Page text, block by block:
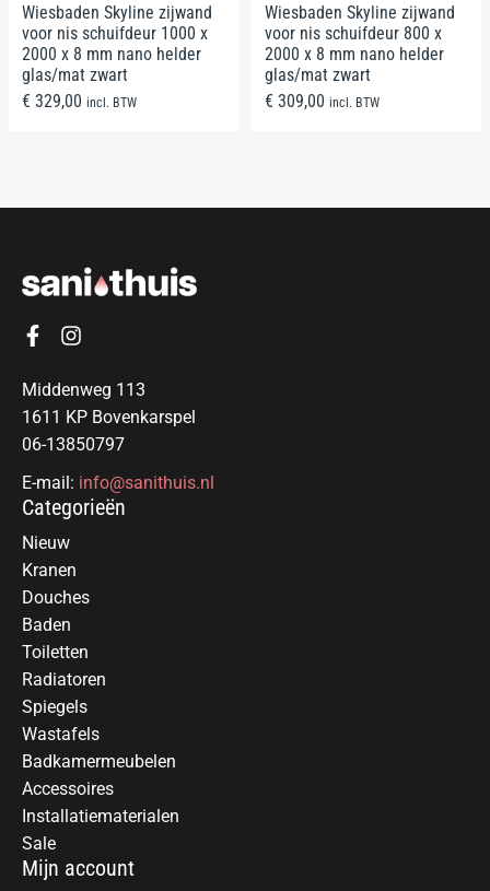
Wiesbaden Skyline zijwand
voor nis schuifdeur 1000 x
2000 x 8 mm nano helder
glas/mat zwart
€ 329,00 incl. BTW
Wiesbaden Skyline zijwand
voor nis schuifdeur 800 x
2000 x 8 mm nano helder
glas/mat zwart
€ 309,00 incl. BTW
Middenweg 113
1611 KP Bovenkarspel
06-13850797
E-mail: info@sanithuis.nl
Categorieën
Nieuw
Kranen
Douches
Baden
Toiletten
Radiatoren
Spiegels
Wastafels
Badkamermeubelen
Accessoires
Installatiematerialen
Sale
Mijn account